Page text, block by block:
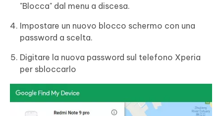
"Blocca" dal menu a discesa.
Impostare un nuovo blocco schermo con una
password a scelta.
Digitare la nuova password sul telefono Xperia
per sbloccarlo